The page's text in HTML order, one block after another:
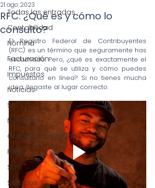
Todas las entradas
Contabilidad
Nómina
Facturación
Impuestos
Noticias
SAT
Negocios
Obligaciones fiscales
REPSE
STPS
Servicios
RFC: ¿Qué es y cómo lo
consulto?
21 ago 2023
El Registro Federal de Contribuyentes
(RFC) es un término que seguramente has
escuchado. Pero, ¿qué es exactamente el
RFC, para qué se utiliza y cómo puedes
consultarlo en línea? Si no tienes mucha
idea, llegaste al lugar correcto.